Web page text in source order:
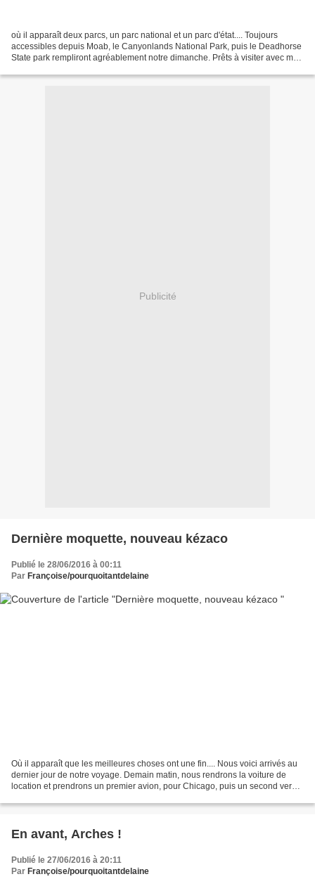
où il apparaît deux parcs, un parc national et un parc d'état.... Toujours
accessibles depuis Moab, le Canyonlands National Park, puis le Deadhorse
State park rempliront agréablement notre dimanche. Prêts à visiter avec moi
Publicité
Dernière moquette, nouveau kézaco
Publié le 28/06/2016 à 00:11
Par Françoise/pourquoitantdelaine
Où il apparaît que les meilleures choses ont une fin.... Nous voici arrivés au
dernier jour de notre voyage. Demain matin, nous rendrons la voiture de
location et prendrons un premier avion, pour Chicago, puis un second vers
En avant, Arches !
Publié le 27/06/2016 à 20:11
Par Françoise/pourquoitantdelaine